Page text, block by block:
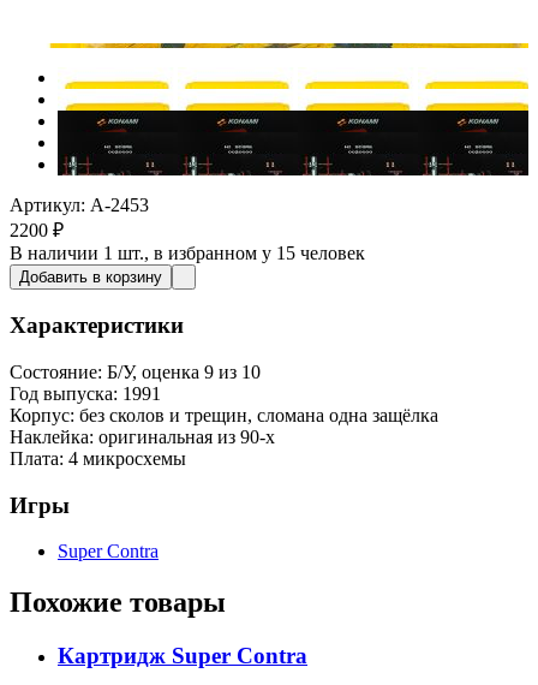
Артикул: A-2453
2200 ₽
В наличии 1 шт., в избранном у 15 человек
Добавить в корзину
Характеристики
Состояние: Б/У, оценка 9 из 10
Год выпуска: 1991
Корпус: без сколов и трещин, сломана одна защёлка
Наклейка: оригинальная из 90-х
Плата: 4 микросхемы
Игры
Super Contra
Похожие товары
Картридж Super Contra